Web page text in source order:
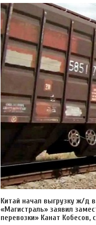
Китай начал выгрузку ж/д
«Магистраль» заявил
перевозки» Канат Кобесов,